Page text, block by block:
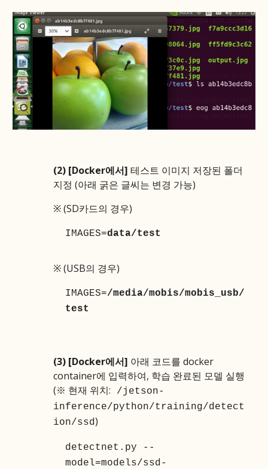
(2) [Docker에서]테스트 이미지 저장된 폴더
지정 (아래 굵은 글씨는 변경 가능)
※(SD카드의 경우)
IMAGES=data/test
※(USB의 경우)
IMAGES=/media/mobis/mobis_usb/
test
(3) [Docker에서] 아래 코드를 docker
container에 입력하여, 학습 완료된 모델 실행
(※ 현재 위치: /jetson-
inference/python/training/detect
ion/ssd)
detectnet.py --
model=models/ssd-